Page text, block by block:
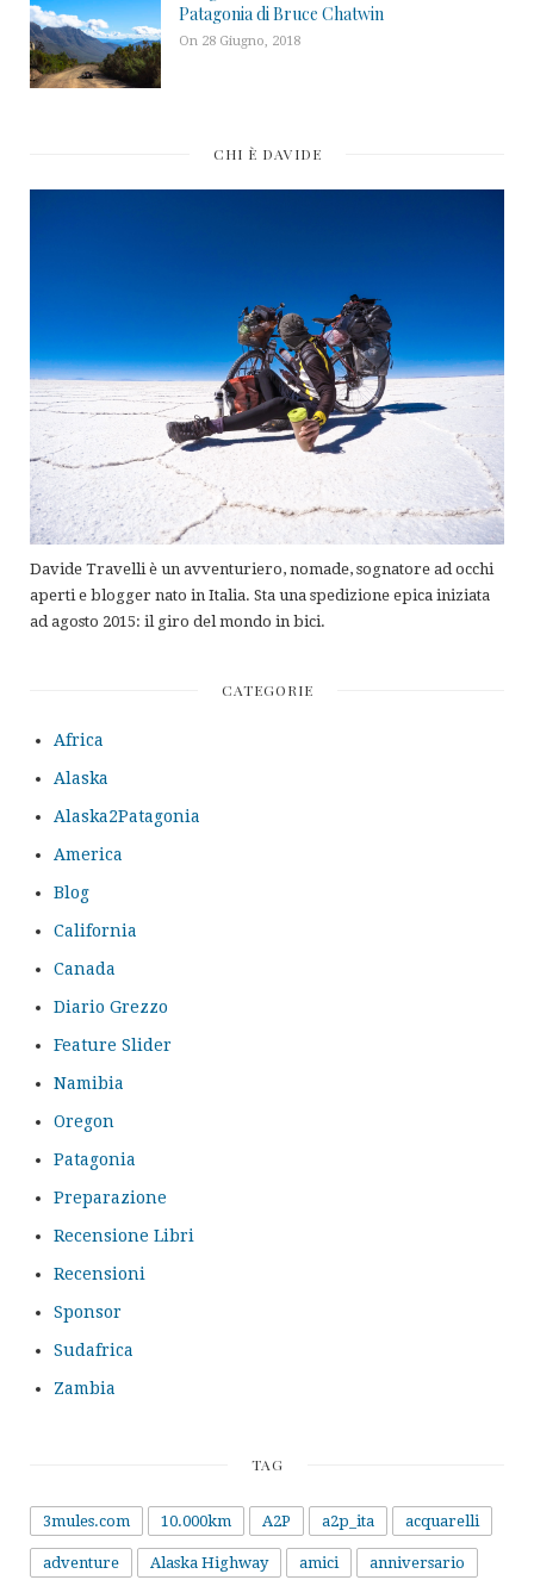
Patagonia di Bruce Chatwin
On 28 Giugno, 2018
CHI È DAVIDE
Davide Travelli è un avventuriero, nomade, sognatore ad occhi
aperti e blogger nato in Italia. Sta una spedizione epica iniziata
ad agosto 2015: il giro del mondo in bici.
CATEGORIE
Africa
Alaska
Alaska2Patagonia
America
Blog
California
Canada
Diario Grezzo
Feature Slider
Namibia
Oregon
Patagonia
Preparazione
Recensione Libri
Recensioni
Sponsor
Sudafrica
Zambia
TAG
3mules.com 10.000km A2P a2p_ita acquarelli
adventure Alaska Highway amici anniversario